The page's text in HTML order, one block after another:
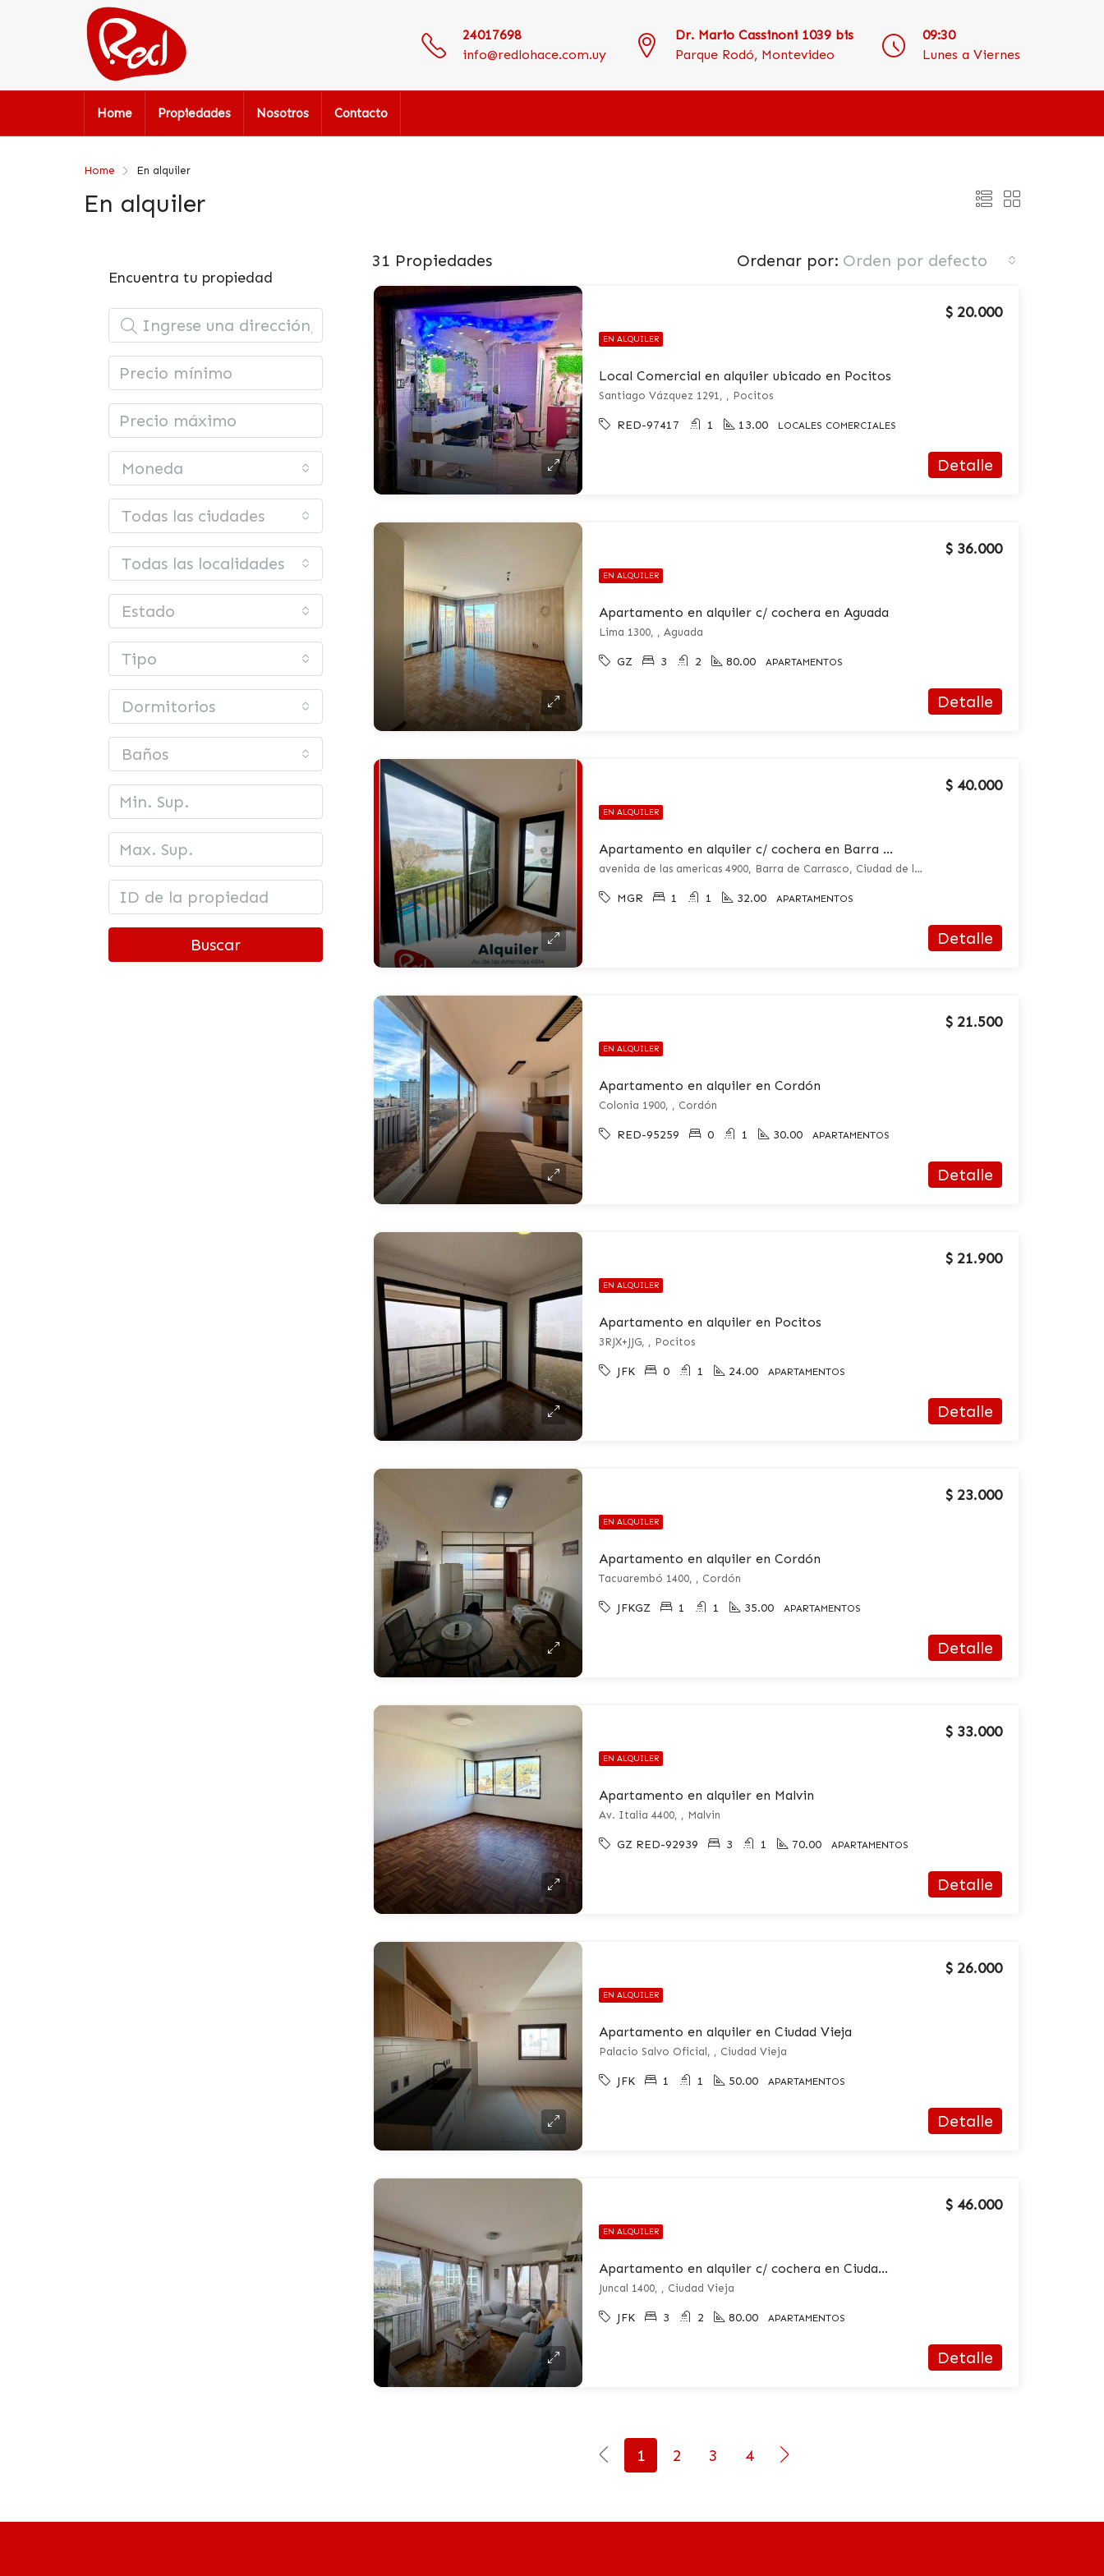
24017698
info@redlohace.com.uy
Dr. Mario Cassinoni 1039 bis
Parque Rodó, Montevideo
09:30
Lunes a Viernes
Home Propiedades Nosotros Contacto
Home En alquiler
En alquiler
31 Propiedades Ordenar por: Orden por defecto
EN ALQUILER
Local Comercial en alquiler ubicado en Pocitos
$ 20.000
Santiago Vázquez 1291, , Pocitos
RED-97417 1 13.00 LOCALES COMERCIALES
Detalle
EN ALQUILER
Apartamento en alquiler c/ cochera en Aguada
$ 36.000
Lima 1300, , Aguada
GZ 3 2 80.00 APARTAMENTOS
Detalle
EN ALQUILER
Apartamento en alquiler c/ cochera en Barra de Carrasco
$ 40.000
avenida de las americas 4900, Barra de Carrasco, Ciudad de la Costa
MGR 1 1 32.00 APARTAMENTOS
Detalle
EN ALQUILER
Apartamento en alquiler en Cordón
$ 21.500
Colonia 1900, , Cordón
RED-95259 0 1 30.00 APARTAMENTOS
Detalle
EN ALQUILER
Apartamento en alquiler en Pocitos
$ 21.900
3RJX+JJG, , Pocitos
JFK 0 1 24.00 APARTAMENTOS
Detalle
EN ALQUILER
Apartamento en alquiler en Cordón
$ 23.000
Tacuarembó 1400, , Cordón
JFKGZ 1 1 35.00 APARTAMENTOS
Detalle
EN ALQUILER
Apartamento en alquiler en Malvin
$ 33.000
Av. Italia 4400, , Malvin
GZ RED-92939 3 1 70.00 APARTAMENTOS
Detalle
EN ALQUILER
Apartamento en alquiler en Ciudad Vieja
$ 26.000
Palacio Salvo Oficial, , Ciudad Vieja
JFK 1 1 50.00 APARTAMENTOS
Detalle
EN ALQUILER
Apartamento en alquiler c/ cochera en Ciudad Vieja
$ 46.000
Juncal 1400, , Ciudad Vieja
JFK 3 2 80.00 APARTAMENTOS
Detalle
1 2 3 4
Encuentra tu propiedad
Moneda
Todas las ciudades
Todas las localidades o barrios
Estado
Tipo
Dormitorios
Baños
Buscar